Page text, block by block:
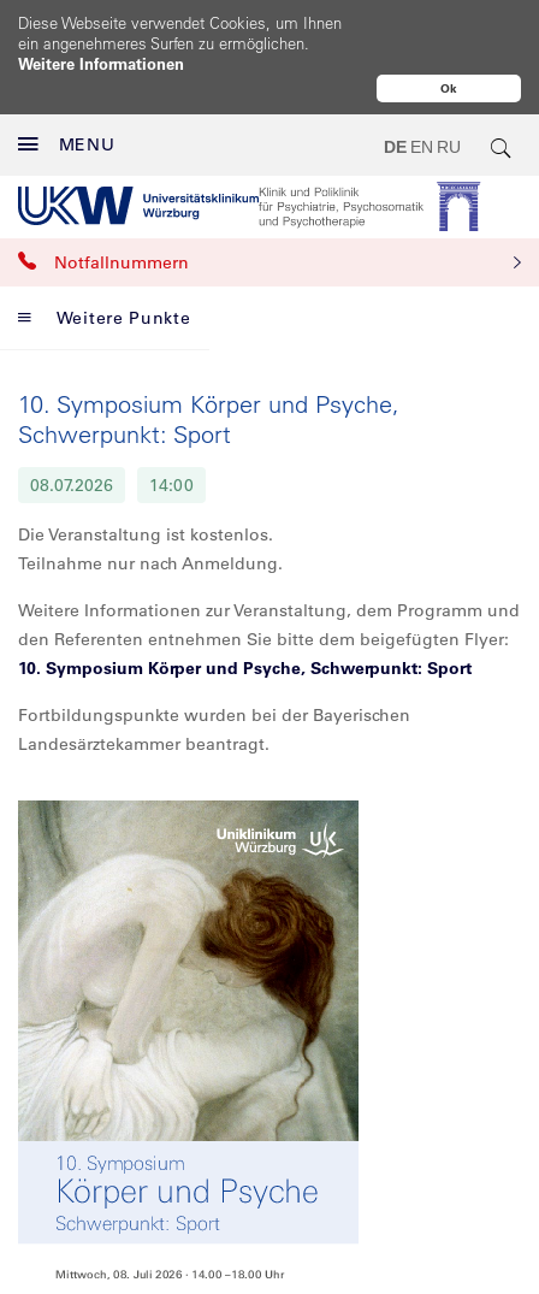
Ok
Diese Webseite verwendet Cookies, um Ihnen
ein angenehmeres Surfen zu ermöglichen.
Weitere Informationen
MENU DE EN RU
Notfallnummern
Weitere Punkte
10. Symposium Körper und Psyche,
Schwerpunkt: Sport
08.07.2026 14:00
Die Veranstaltung ist kostenlos.
Teilnahme nur nach Anmeldung.
Weitere Informationen zur Veranstaltung, dem Programm und
den Referenten entnehmen Sie bitte dem beigefügten Flyer:
10. Symposium Körper und Psyche, Schwerpunkt: Sport
Fortbildungspunkte wurden bei der Bayerischen
Landesärztekammer beantragt.